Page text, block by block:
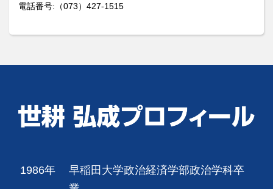
電話番号:（073）427-1515
1986年
早稲田大学政治経済学部政治学科卒